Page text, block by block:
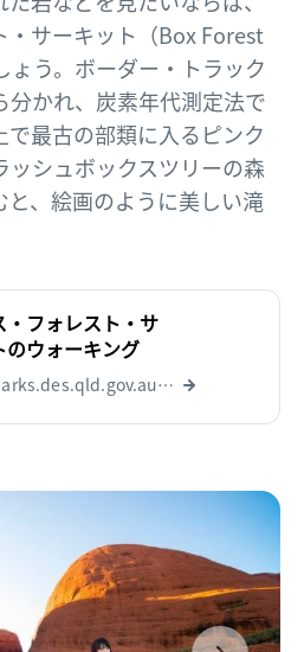
・サーキット（Box Forest
う。ボーダー・トラック
分かれ、炭素年代測定法で
最古の部類に入るピンク
ッシュボックスツリーの森
と、絵画のように美しい滝
・フォレスト・サ
のウォーキング
https://parks.des.qld.gov.au/parks/lamington/journeys/box-forest-circuit